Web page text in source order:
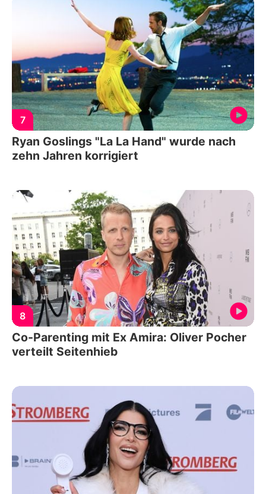
7
Ryan Goslings "La La Hand" wurde nach
zehn Jahren korrigiert
8
Co-Parenting mit Ex Amira: Oliver Pocher
verteilt Seitenhieb